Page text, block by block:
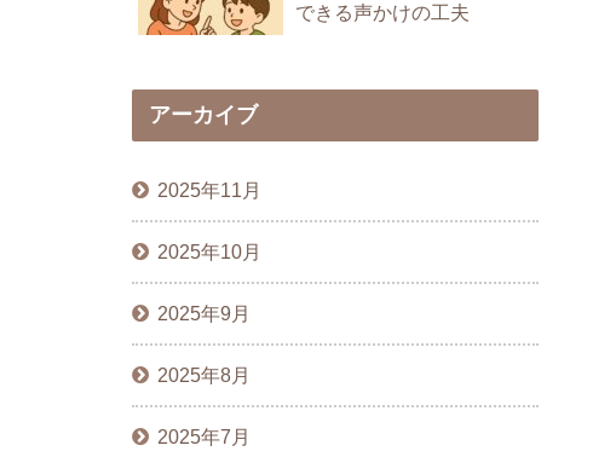
できる声かけの工夫
アーカイブ
2025年11月
2025年10月
2025年9月
2025年8月
2025年7月